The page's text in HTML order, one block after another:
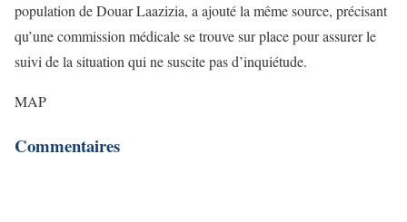
population de Douar Laazizia, a ajouté la même source, précisant
qu’une commission médicale se trouve sur place pour assurer le
suivi de la situation qui ne suscite pas d’inquiétude.
MAP
Commentaires